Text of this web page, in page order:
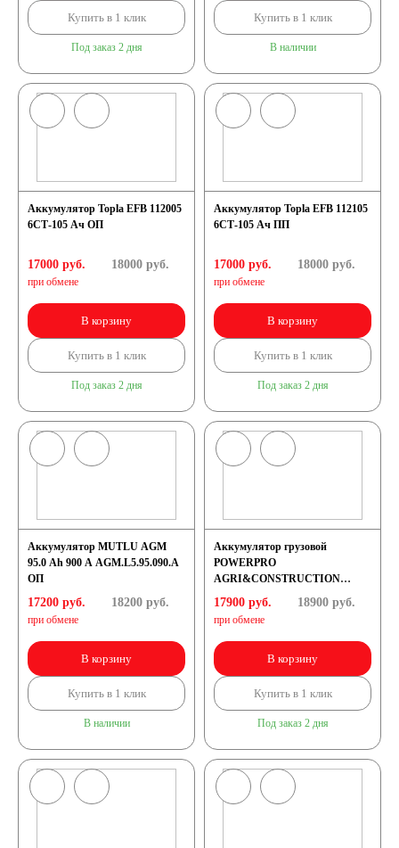
Купить в 1 клик
Под заказ 2 дня
Купить в 1 клик
В наличии
Аккумулятор Topla EFB 112005
6СТ-105 Ач ОП
17000 руб.
при обмене
18000руб.
В корзину
Купить в 1 клик
Под заказ 2 дня
Аккумулятор Topla EFB 112105
6СТ-105 Ач ПП
17000 руб.
при обмене
18000руб.
В корзину
Купить в 1 клик
Под заказ 2 дня
Аккумулятор MUTLU AGM
95.0 Ah 900 A AGM.L5.95.090.A
ОП
17200 руб.
при обмене
18200руб.
В корзину
Купить в 1 клик
В наличии
Аккумулятор грузовой
POWERPRO
AGRI&CONSTRUCTION
EJ1102 110 Ач
17900 руб.
при обмене
18900руб.
В корзину
Купить в 1 клик
Под заказ 2 дня